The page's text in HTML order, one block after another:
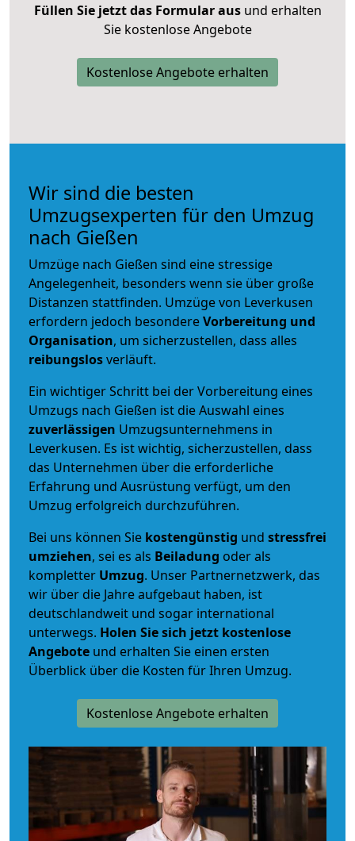
Füllen Sie jetzt das Formular ausund erhalten
Sie kostenlose Angebote
Kostenlose Angebote erhalten
Wir sind die besten
Umzugsexperten für den Umzug
nach Gießen
Umzüge nach Gießen sind eine stressige
Angelegenheit, besonders wenn sie über große
Distanzen stattfinden. Umzüge von Leverkusen
erfordern jedoch besondereVorbereitung und
Organisation, um sicherzustellen, dass alles
reibungslosverläuft.
Ein wichtiger Schritt bei der Vorbereitung eines
Umzugs nach Gießen ist die Auswahl eines
zuverlässigen Umzugsunternehmens in
Leverkusen. Es ist wichtig, sicherzustellen, dass
das Unternehmen über die erforderliche
Erfahrung und Ausrüstung verfügt, um den
Umzug erfolgreich durchzuführen.
Bei uns können Sie kostengünstig und stressfrei
umziehen, sei es als Beiladung oder als
kompletter Umzug. Unser Partnernetzwerk, das
wir über die Jahre aufgebaut haben, ist
deutschlandweit und sogar international
unterwegs. Holen Sie sich jetzt kostenlose
Angebote und erhalten Sie einen ersten
Überblick über die Kosten für Ihren Umzug.
Kostenlose Angebote erhalten